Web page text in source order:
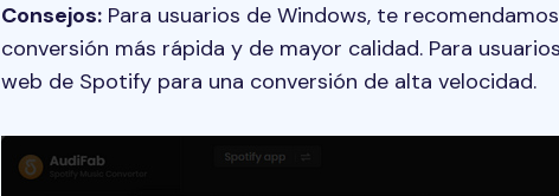
Consejos: Para usuarios de Windows, te
conversión más rápida y de mayor calidad. Para
web de Spotify para una conversión de alta velocidad.